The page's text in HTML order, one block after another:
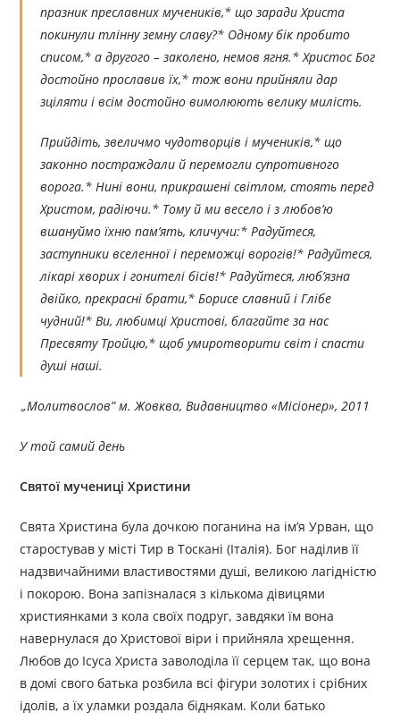
празник преславних мучеників,* що заради Христа
покинули тлінну земну славу?* Одному бік пробито
списом,* а другого – заколено, немов ягня.* Христос Бог
достойно прославив їх,* тож вони прийняли дар
зціляти і всім достойно вимолюють велику милість.
Прийдіть, звеличмо чудотворців і мучеників,* що
законно постраждали й перемогли супротивного
ворога.* Нині вони, прикрашені світлом, стоять перед
Христом, радіючи.* Тому й ми весело і з любов’ю
вшануймо їхню пам’ять, кличучи:* Радуйтеся,
заступники вселенної і переможці ворогів!* Радуйтеся,
лікарі хворих і гонителі бісів!* Радуйтеся, люб’язна
двійко, прекрасні брати,* Борисе славний і Глібе
чудний!* Ви, любимці Христові, благайте за нас
Пресвяту Тройцю,* щоб умиротворити світ і спасти
душі наші.
„Молитвослов”м. Жовква, Видавництво «Місіонер», 2011
У той самий день
Святої мучениці Христини
Свята Христина була дочкою поганина на ім’я Урван, що
старостував у місті Тир в Тоскані (Італія). Бог наділив її
надзвичайними властивостями душі, великою лагідністю
і покорою. Вона запізналася з кількома дівицями
християнками з кола своїх подруг, завдяки їм вона
навернулася до Христової віри і прийняла хрещення.
Любов до Ісуса Христа заволоділа її серцем так, що вона
в домі свого батька розбила всі фігури золотих і срібних
ідолів, а їх уламки роздала біднякам. Коли батько